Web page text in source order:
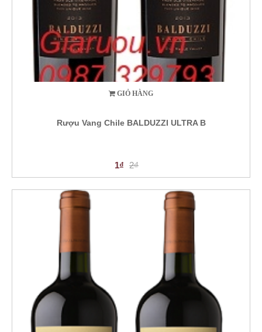
GIỎ HÀNG
Rượu Vang Chile BALDUZZI ULTRA B
1₫ 2₫